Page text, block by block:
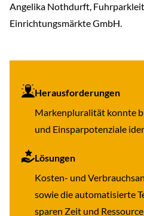
Angelika Nothdurft,
Einrichtungsmärkte GmbH.
Herausforderungen
Markenpluralität konnte
und Einsparpotenziale
Lösungen
Kosten- und
sowie die automatisierte
sparen Zeit und